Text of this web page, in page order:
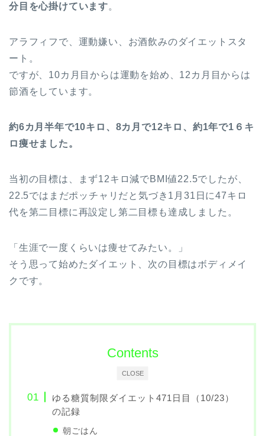
分目を心掛けています。
アラフィフで、運動嫌い、お酒飲みのダイエットスタ
ート。
ですが、10カ月目からは運動を始め、12カ月目からは
節酒をしています。
約6カ月半年で10キロ、8カ月で12キロ、約1年で1６キ
ロ痩せました。
当初の目標は、まず12キロ減でBMI値22.5でしたが、
22.5ではまだポッチャリだと気づき1月31日に47キロ
代を第二目標に再設定し第二目標も達成しました。
「生涯で一度くらいは痩せてみたい。」
そう思って始めたダイエット、次の目標はボディメイ
クです。
CLOSE
Contents
ゆる糖質制限ダイエット471日目（10/23）
の記録
朝ごはん